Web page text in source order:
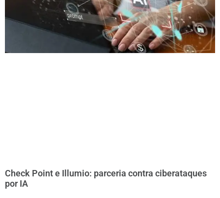
Check Point e Illumio: parceria contra ciberataques
por IA